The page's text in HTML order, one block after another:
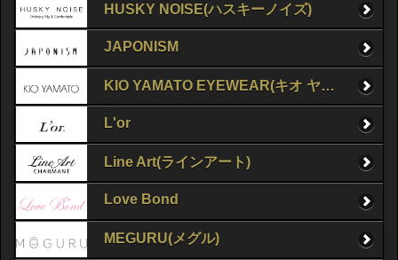
HUSKY NOISE(ハスキーノイズ)
JAPONISM
KIO YAMATO EYEWEAR(キオ ヤマト アイウェア)
L'or
Line Art(ラインアート)
Love Bond
MEGURU(メグル)